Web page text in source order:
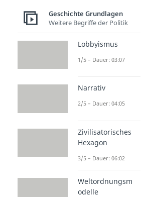
Zumindest im
dieser
Narrativ
englischen „
genutzt werden,
Gesellschaft
zu
rechtfertigen“
Geschichte Grundlagen
Weitere Begriffe der Politik
Lobbyismus
1/5 – Dauer: 03:07
Narrativ
2/5 – Dauer: 04:05
Zivilisatorisches
Hexagon
3/5 – Dauer: 06:02
Weltordnungsm
odelle